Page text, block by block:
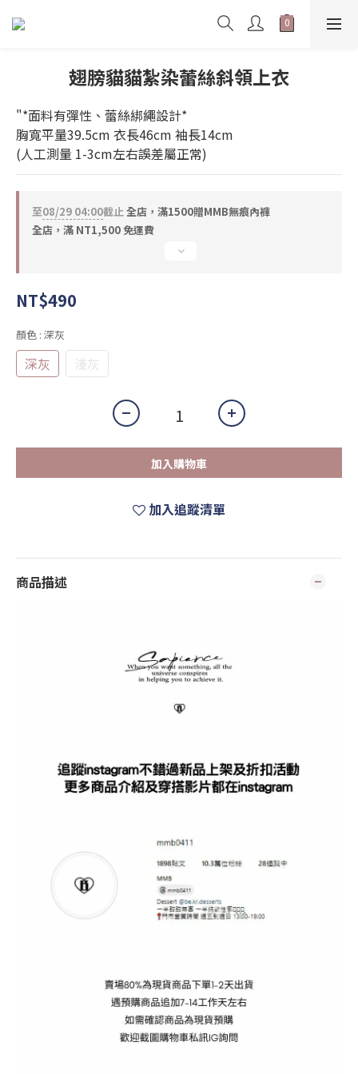
翅膀貓貓紮染蕾絲斜領上衣
"*面料有彈性、蕾絲綁繩設計*
胸寬平量39.5cm 衣長46cm 袖長14cm
(人工測量 1-3cm左右誤差屬正常)
至08/29 04:00截止全店，滿1500贈MMB無痕內褲
全店，滿 NT1,500 免運費
NT$490
顏色 : 深灰
深灰 淺灰
加入購物車
加入追蹤清單
商品描述